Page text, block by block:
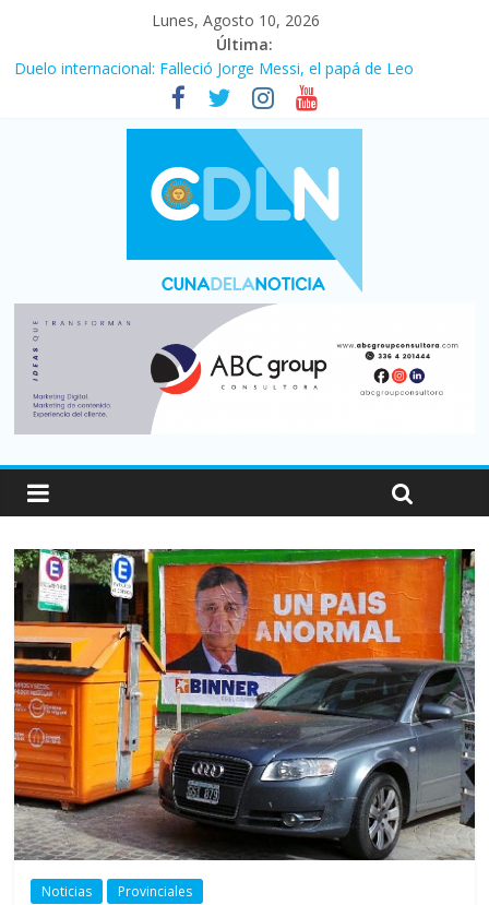
Lunes, Agosto 10, 2026
Última:
Duelo internacional: Falleció Jorge Messi, el papá de Leo
El consumo sigue frenado: las ventas minoristas cayeron 3,8 en
julio y acumulan siete meses en baja
Newell’s cayó 2 a 1 ante Defensa y Justicia en Florencio Varela
por la cuarta fecha del Clausura
El agro argentino logró un récord histórico de exportaciones en
el primer semestre de 2026
La construcción cayó 4,1% en junio y registró su cuarta baja del
Noticias Provinciales